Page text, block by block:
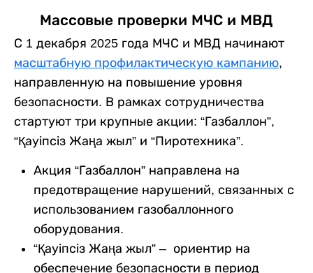
Массовые проверки МЧС и МВД
С 1 декабря 2025 года МЧС и МВД начинают
масштабную профилактическую кампанию,
направленную на повышение уровня
безопасности. В рамках сотрудничества
стартуют три крупные акции: “Газбаллон”,
“Қауіпсіз Жаңа жыл” и “Пиротехника”.
Акция “Газбаллон” направлена на
предотвращение нарушений, связанных с
использованием газобаллонного
оборудования.
“Қауіпсіз Жаңа жыл” – ориентир на
обеспечение безопасности в период